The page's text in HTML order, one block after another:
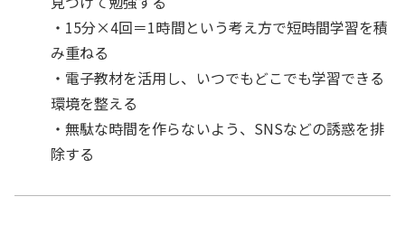
・15分×4回＝1時間という考え方で短時間学習を積
み重ねる
・電子教材を活用し、いつでもどこでも学習できる
環境を整える
・無駄な時間を作らないよう、SNSなどの誘惑を排
除する